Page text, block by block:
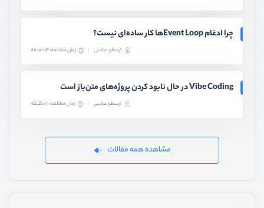
چرا ادغام Event Loopها کار ساده‌ای نیست؟
ارسطو عباسی زمان مطالعه: 14 دقیقه
Vibe Coding در حال نابود کردن پروژه‌های متن‌باز است
ارسطو عباسی زمان مطالعه: 10 دقیقه
مشاهده همه مقالات